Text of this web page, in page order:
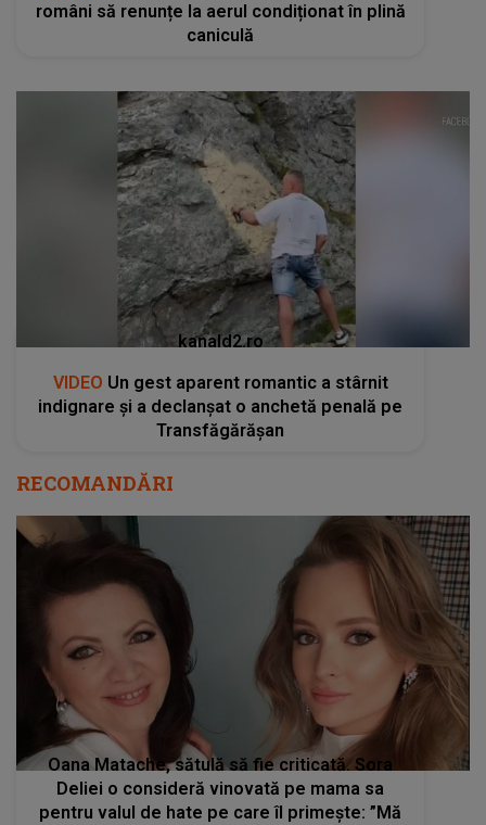
români să renunțe la aerul condiționat în plină
caniculă
kanald2.ro
VIDEO Un gest aparent romantic a stârnit
indignare și a declanșat o anchetă penală pe
Transfăgărășan
RECOMANDĂRI
Oana Matache, sătulă să fie criticată. Sora
Deliei o consideră vinovată pe mama sa
pentru valul de hate pe care îl primește: ”Mă